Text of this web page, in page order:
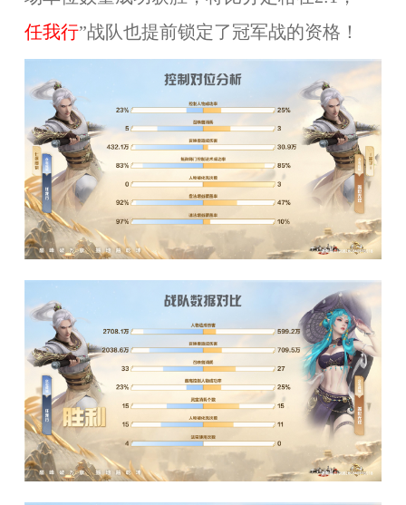
任我行”战队也提前锁定了冠军战的资格！